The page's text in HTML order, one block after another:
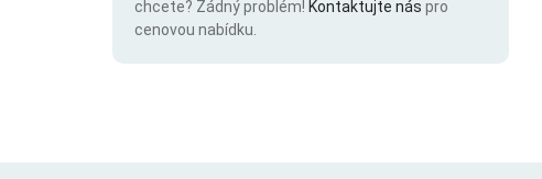
chcete? Žádný problém! Kontaktujte nás pro
cenovou nabídku.